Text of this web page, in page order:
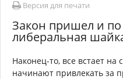
Версия для печати
Закон пришел и
либеральная
Наконец-то, все встает на
начинают привлекать за